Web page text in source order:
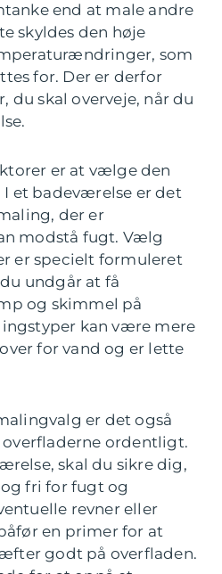
end at male andre
skyldes den høje
som
for. Der er derfor
du skal overveje, når du
er at vælge den
et badeværelse er det
der er
modstå fugt. Vælg
er specielt formuleret
undgår at få
og skimmel på
kan være mere
for vand og er lette
er det også
ordentligt.
skal du sikre dig,
fri for fugt og
revner eller
en primer for at
godt på overfladen.